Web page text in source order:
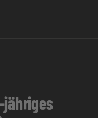
jähriges